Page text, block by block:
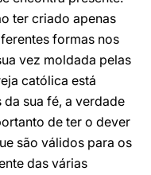
ter criado apenas
formas nos
vez moldada pelas
católica está
sua fé, a verdade
de ter o dever
são válidos para os
das várias